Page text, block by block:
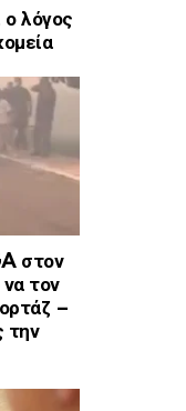
ο λόγος
στον
τον
–
την